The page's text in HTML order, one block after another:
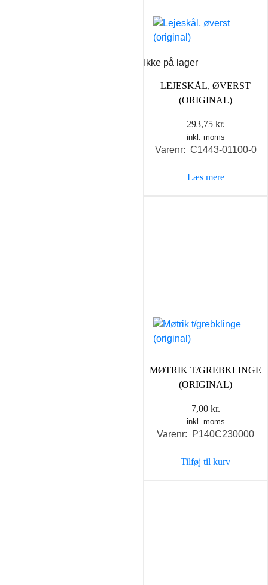
Ikke på lager
LEJESKÅL, ØVERST
(ORIGINAL)
293,75 kr.
inkl. moms
Varenr: C1443-01100-0
Læs mere
MØTRIK T/GREBKLINGE
(ORIGINAL)
7,00 kr.
inkl. moms
Varenr: P140C230000
Tilføj til kurv